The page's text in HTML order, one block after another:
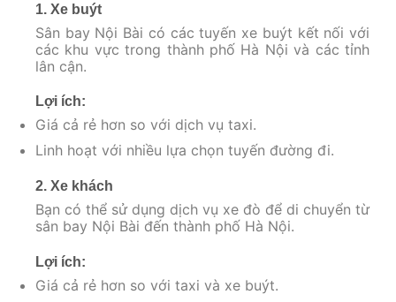
1. Xe buýt
Sân bay Nội Bài có các tuyến xe buýt kết nối với
các khu vực trong thành phố Hà Nội và các tỉnh
lân cận.
Lợi ích:
Giá cả rẻ hơn so với dịch vụ taxi.
Linh hoạt với nhiều lựa chọn tuyến đường đi.
2. Xe khách
Bạn có thể sử dụng dịch vụ xe đò để di chuyển từ
sân bay Nội Bài đến thành phố Hà Nội.
Lợi ích:
Giá cả rẻ hơn so với taxi và xe buýt.